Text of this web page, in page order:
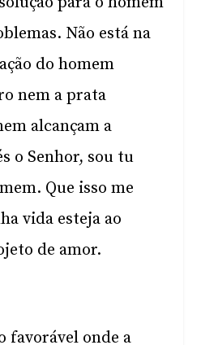
Não está na
do homem
nem a prata
alcançam a
o Senhor, sou tu
Que isso me
vida esteja ao
de amor.
favorável onde a